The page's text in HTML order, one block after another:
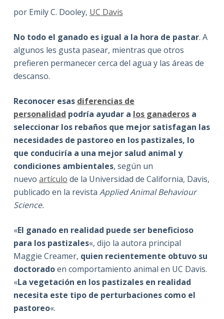
por Emily C. Dooley, UC Davis
No todo el ganado es igual a la hora de pastar. A
algunos les gusta pasear, mientras que otros
prefieren permanecer cerca del agua y las áreas de
descanso.
Reconocer esas diferencias de
personalidad podría ayudar a los ganaderosa
seleccionar los rebaños que mejor satisfagan las
necesidades de pastoreo en los pastizales, lo
que conduciría a una mejor salud animal y
condiciones ambientales, según un
nuevo artículo de la Universidad de California, Davis,
publicado en la revista Applied Animal Behaviour
Science.
«El ganado en realidad puede ser beneficioso
para los pastizales«, dijo la autora principal
Maggie Creamer, quien recientemente obtuvo su
doctoradoen comportamiento animal en UC Davis.
«La vegetación en los pastizales en realidad
necesita este tipo de perturbaciones como el
pastoreo«.